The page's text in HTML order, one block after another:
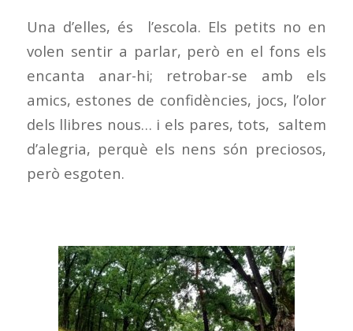
Una d’elles, és l’escola. Els petits no en
volen sentir a parlar, però en el fons els
encanta anar-hi; retrobar-se amb els
amics, estones de confidències, jocs, l’olor
dels llibres nous… i els pares, tots, saltem
d’alegria, perquè els nens són preciosos,
però esgoten.